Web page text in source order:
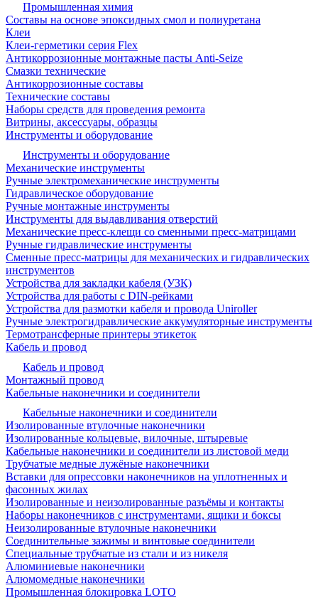
Промышленная химия
Составы на основе эпоксидных смол и полиуретана
Клеи
Клеи-герметики серия Flex
Антикоррозионные монтажные пасты Anti-Seize
Смазки технические
Антикоррозионные составы
Технические составы
Наборы средств для проведения ремонта
Витрины, аксессуары, образцы
Инструменты и оборудование
Инструменты и оборудование
Механические инструменты
Ручные электромеханические инструменты
Гидравлическое оборудование
Ручные монтажные инструменты
Инструменты для выдавливания отверстий
Механические пресс-клещи со сменными пресс-матрицами
Ручные гидравлические инструменты
Сменные пресс-матрицы для механических и гидравлических
инструментов
Устройства для закладки кабеля (УЗК)
Устройства для работы с DIN-рейками
Устройства для размотки кабеля и провода Uniroller
Ручные электрогидравлические аккумуляторные инструменты
Термотрансферные принтеры этикеток
Кабель и провод
Кабель и провод
Монтажный провод
Кабельные наконечники и соединители
Кабельные наконечники и соединители
Изолированные втулочные наконечники
Изолированные кольцевые, вилочные, штыревые
Кабельные наконечники и соединители из листовой меди
Трубчатые медные лужёные наконечники
Вставки для опрессовки наконечников на уплотненных и
фасонных жилах
Изолированные и неизолированные разъёмы и контакты
Наборы наконечников с инструментами, ящики и боксы
Неизолированные втулочные наконечники
Соединительные зажимы и винтовые соединители
Специальные трубчатые из стали и из никеля
Алюминиевые наконечники
Алюмомедные наконечники
Промышленная блокировка LOTO